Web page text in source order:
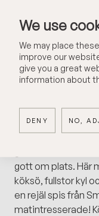
We use
We may place
improve our
give you a great
information about
DENY NO,
vattnet och den
service och salta
hem om hela 174
boende med hög
Huset är uppfört i
planlösning som
gott om plats. Här
köksö, fullstor kyl
en rejäl spis från
matintresserade!